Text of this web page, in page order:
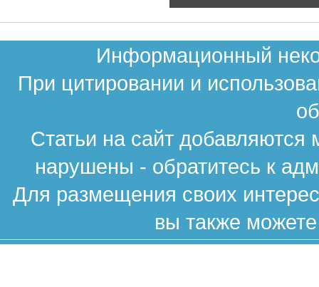
Информационный
При цитировании и
Статьи на сайт
нарушены - обратитесь к
Для размещения своих
вы также